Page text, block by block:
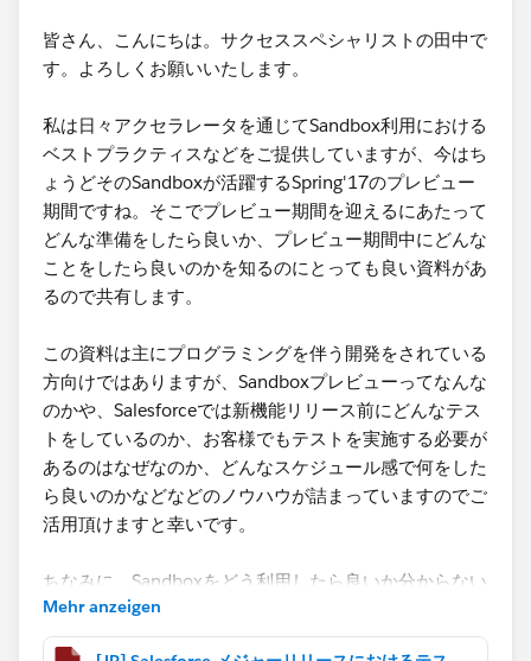
皆さん、こんにちは。サクセススペシャリストの田中で
す。よろしくお願いいたします。
私は日々アクセラレータを通じてSandbox利用における
ベストプラクティスなどをご提供していますが、今はち
ょうどそのSandboxが活躍するSpring'17のプレビュー
期間ですね。そこでプレビュー期間を迎えるにあたって
どんな準備をしたら良いか、プレビュー期間中にどんな
ことをしたら良いのかを知るのにとっても良い資料があ
るので共有します。
この資料は主にプログラミングを伴う開発をされている
方向けではありますが、Sandboxプレビューってなんな
のかや、Salesforceでは新機能リリース前にどんなテス
トをしているのか、お客様でもテストを実施する必要が
あるのはなぜなのか、どんなスケジュール感で何をした
ら良いのかなどなどのノウハウが詰まっていますのでご
活用頂けますと幸いです。
ちなみに、Sandboxをどう利用したら良いか分からない
という方、是非以下のアクセラレータを使ってみて下さ
い！
Mehr anzeigen